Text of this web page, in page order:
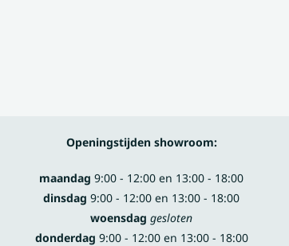
Openingstijden showroom:
maandag 9:00 - 12:00 en 13:00 - 18:00
dinsdag 9:00 - 12:00 en 13:00 - 18:00
woensdag gesloten
donderdag 9:00 - 12:00 en 13:00 - 18:00